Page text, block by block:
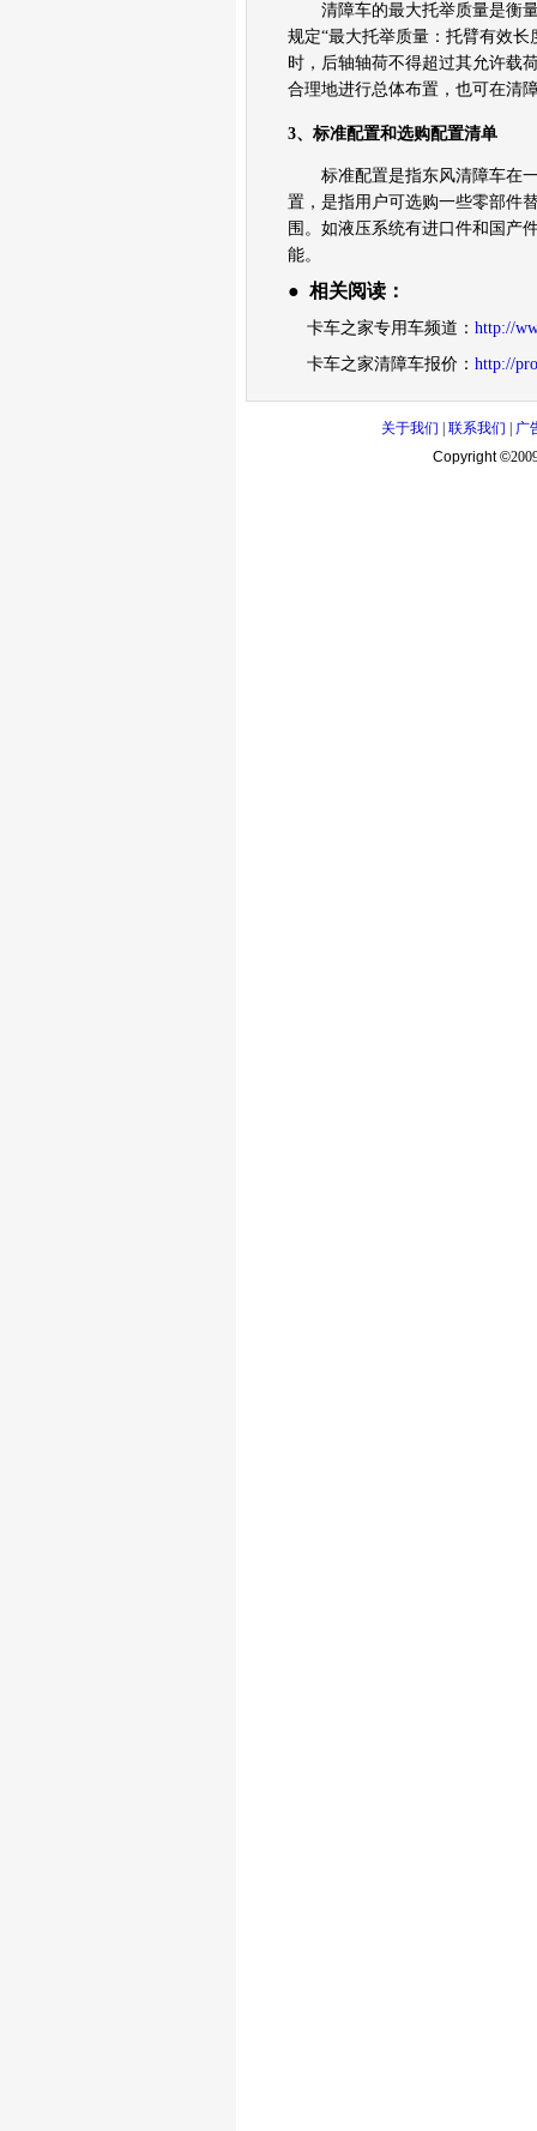
清障车的最大托举质量是衡量
规定“最大托举质量：托臂有效
时，后轴轴荷不得超过其允许载
合理地进行总体布置，也可在清
3、标准配置和选购配置清单
标准配置是指东风清障车在
置，是指用户可选购一些零部件
围。如液压系统有进口件和国产
能。
● 相关阅读：
卡车之家专用车频道： http://
卡车之家清障车报价 ： http://
关于我们 联系我们
广
Copyright ©